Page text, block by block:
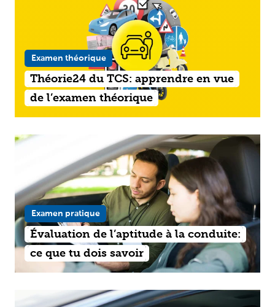
Examen théorique
Théorie24 du TCS: apprendre en vue
de l’examen théorique
Examen pratique
Évaluation de l’aptitude à la conduite:
ce que tu dois savoir